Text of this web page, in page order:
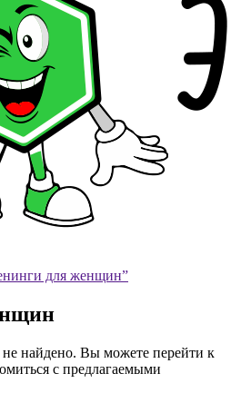
для женщин”
найдено. Вы можете перейти к
с предлагаемыми